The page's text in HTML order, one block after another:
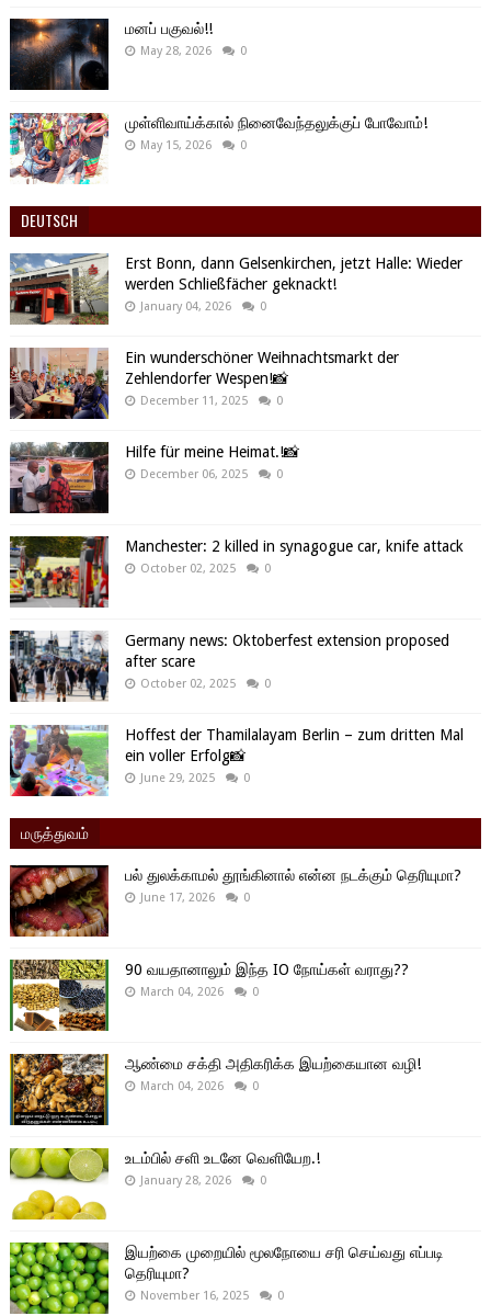
மனப் பகுவல்!!
May 28, 2026 0
முள்ளிவாய்க்கால் நினைவேந்தலுக்குப் போவோம்!
May 15, 2026 0
DEUTSCH
Erst Bonn, dann Gelsenkirchen, jetzt Halle: Wieder
werden Schließfächer geknackt!
January 04, 2026 0
Ein wunderschöner Weihnachtsmarkt der
Zehlendorfer Wespen!📸
December 11, 2025 0
Hilfe für meine Heimat.!📸
December 06, 2025 0
Manchester: 2 killed in synagogue car, knife attack
October 02, 2025 0
Germany news: Oktoberfest extension proposed
after scare
October 02, 2025 0
Hoffest der Thamilalayam Berlin – zum dritten Mal
ein voller Erfolg📸
June 29, 2025 0
மருத்துவம்
பல் துலக்காமல் தூங்கினால் என்ன நடக்கும் தெரியுமா?
June 17, 2026 0
90 வயதானாலும் இந்த IO நோய்கள் வராது??
March 04, 2026 0
ஆண்மை சக்தி அதிகரிக்க இயற்கையான வழி!
March 04, 2026 0
உடம்பில் சளி உடனே வெளியேற.!
January 28, 2026 0
இயற்கை முறையில் மூலநோயை சரி செய்வது எப்படி
தெரியுமா?
November 16, 2025 0